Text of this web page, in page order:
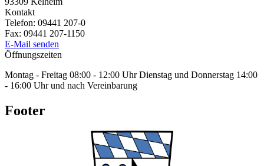
Kontakt
Telefon: 09441 207-0
Fax: 09441 207-1150
E-Mail senden
Öffnungszeiten
Montag - Freitag 08:00 - 12:00 Uhr Dienstag und Donnerstag 14:00
- 16:00 Uhr und nach Vereinbarung
Footer